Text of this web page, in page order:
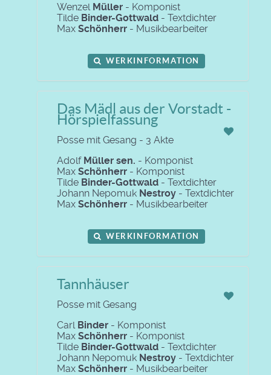
Wenzel Müller - Komponist
Tilde Binder-Gottwald - Textdichter
Max Schönherr - Musikbearbeiter
WERKINFORMATION
Das Mädl aus der Vorstadt -
Hörspielfassung
Posse mit Gesang - 3 Akte
Adolf Müller sen. - Komponist
Max Schönherr - Komponist
Tilde Binder-Gottwald - Textdichter
Johann Nepomuk Nestroy - Textdichter
Max Schönherr - Musikbearbeiter
WERKINFORMATION
Tannhäuser
Posse mit Gesang
Carl Binder - Komponist
Max Schönherr - Komponist
Tilde Binder-Gottwald - Textdichter
Johann Nepomuk Nestroy - Textdichter
Max Schönherr - Musikbearbeiter